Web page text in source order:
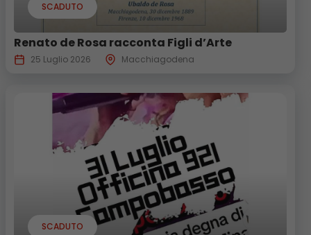
SCADUTO
Renato de Rosa racconta Figli d’Arte
25 Luglio 2026 Macchiagodena
SCADUTO